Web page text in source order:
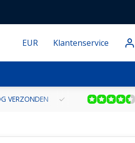
EUR Klantenservice
VERZONDEN GRATIS